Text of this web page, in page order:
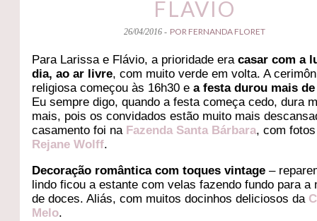
FLAVIO
26/04/2016 - POR FERNANDA FLORET
Para Larissa e Flávio, a prioridade eracasar com a
dia, ao ar livre, com muito verde em volta. A
religiosa começou às 16h30 ea festa durou mais de
Eu sempre digo, quando a festa começa cedo, dura
mais, pois os convidados estão muito mais
casamento foi na Fazenda Santa Bárbara, com
Rejane Wolff.
Decoração romântica com toques vintage –
lindo ficou a estante com velas fazendo fundo para a
de doces. Aliás, com muitos docinhos deliciosos da
Melo.